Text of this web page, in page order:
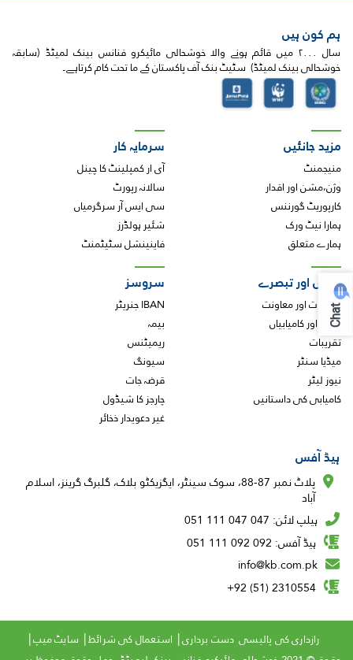
ہم کون ہیں
سال ۲۰۰۰ میں قائم ہونے والا خوشحالی مائیکرو فنانس بینک لمیٹڈ (سابقہ
خوشحالی بینک لمیٹڈ) سٹیٹ بنک آف پاکستان کے ما تحت کام کرتاہے۔
مزید جانئیں
منیجمنٹ
وژن،مشن اور اقدار
کارپوریٹ گورننس
ہمارا نیٹ ورک
ہمارے متعلق
سرمایہ کار
آی ار کمپلینٹ کا چینل
سالانہ رپورٹ
سی ایس آر سرگرمیاں
شئیر ہولڈرز
فاینینشل سٹیٹمنٹ
خبریں اور تبصرے
اقدامات اور معاونت
ایوارڈ اور کامیابیاں
تقریبات
میڈیا سنٹر
نیوز لیٹر
کامیابی کی داستانیں
سروسز
IBAN جنریٹر
بیمہ
ریمیٹنس
سیونگ
قرضہ جات
چارجز کا شیڈول
غیر دعویدار ذخائر
ہیڈ آفس
پلاٹ نمبر 87-88، سوک سینٹر، ایگزیکٹو بلاک، گلبرگ گرینز، اسلام
آباد
ہیلپ لائن: 047 047 111 051
ہیڈ آفس: 092 092 111 051
info@kb.com.pk
2310554 (51) 92+
Copyright
رازداری کی پالیسی دست برداری استعمال کی شرائط سایٹ میپ
Chat